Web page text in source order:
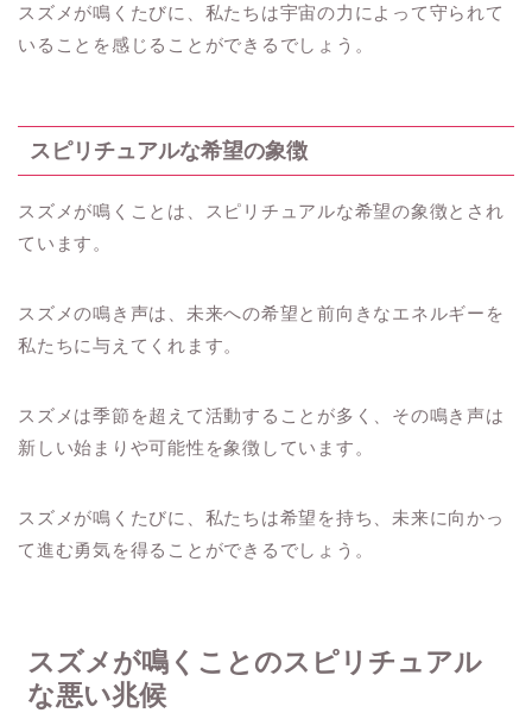
スズメが鳴くたびに、私たちは宇宙の力によって守られて
いることを感じることができるでしょう。
スピリチュアルな希望の象徴
スズメが鳴くことは、スピリチュアルな希望の象徴とされ
ています。
スズメの鳴き声は、未来への希望と前向きなエネルギーを
私たちに与えてくれます。
スズメは季節を超えて活動することが多く、その鳴き声は
新しい始まりや可能性を象徴しています。
スズメが鳴くたびに、私たちは希望を持ち、未来に向かっ
て進む勇気を得ることができるでしょう。
スズメが鳴くことのスピリチュアル
な悪い兆候